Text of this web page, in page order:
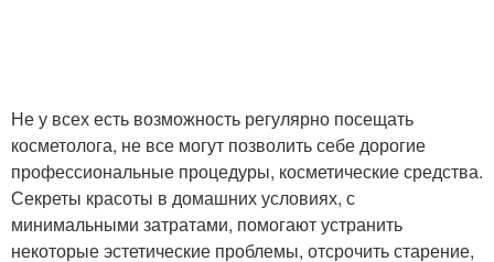
Не у всех есть возможность регулярно посещать
косметолога, не все могут позволить себе дорогие
профессиональные процедуры, косметические средства.
Секреты красоты в домашних условиях, с
минимальными затратами, помогают устранить
некоторые эстетические проблемы, отсрочить старение,